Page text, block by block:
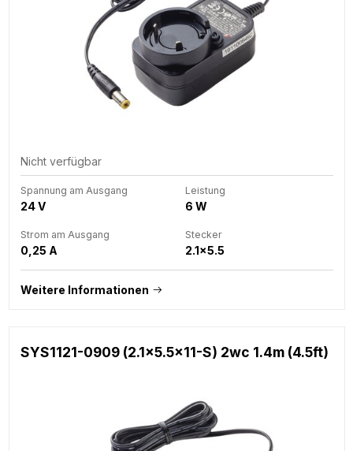
Nicht verfügbar
Spannung am Ausgang
24 V
Leistung
6 W
Strom am Ausgang
0,25 A
Stecker
2.1x5.5
Weitere Informationen
SYS1121-0909 (2.1x5.5x11-S) 2wc 1.4m (4.5ft)